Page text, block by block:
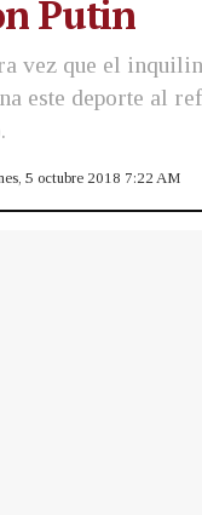
Putin
vez que el
este deporte al
5 octubre 2018 7:22 AM